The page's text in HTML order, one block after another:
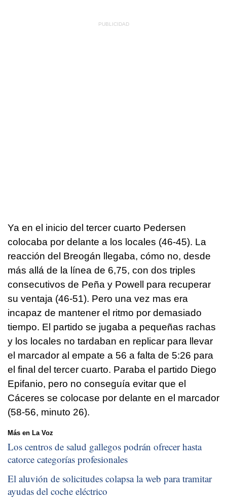
Ya en el inicio del tercer cuarto Pedersen
colocaba por delante a los locales (46-45). La
reacción del Breogán llegaba, cómo no, desde
más allá de la línea de 6,75, con dos triples
consecutivos de Peña y Powell para recuperar
su ventaja (46-51). Pero una vez mas era
incapaz de mantener el ritmo por demasiado
tiempo. El partido se jugaba a pequeñas rachas
y los locales no tardaban en replicar para llevar
el marcador al empate a 56 a falta de 5:26 para
el final del tercer cuarto. Paraba el partido Diego
Epifanio, pero no conseguía evitar que el
Cáceres se colocase por delante en el marcador
(58-56, minuto 26).
Más en La Voz
Los centros de salud gallegos podrán ofrecer hasta
catorce categorías profesionales
El aluvión de solicitudes colapsa la web para tramitar
ayudas del coche eléctrico